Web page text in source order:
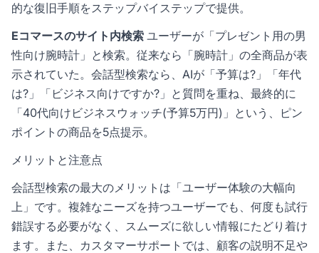
的な復旧手順をステップバイステップで提供。
Eコマースのサイト内検索 ユーザーが「プレゼント用の男
性向け腕時計」と検索。従来なら「腕時計」の全商品が表
示されていた。会話型検索なら、AIが「予算は?」「年代
は?」「ビジネス向けですか?」と質問を重ね、最終的に
「40代向けビジネスウォッチ(予算5万円)」という、ピン
ポイントの商品を5点提示。
メリットと注意点
会話型検索の最大のメリットは「ユーザー体験の大幅向
上」です。複雑なニーズを持つユーザーでも、何度も試行
錯誤する必要がなく、スムーズに欲しい情報にたどり着け
ます。また、カスタマーサポートでは、顧客の説明不足や